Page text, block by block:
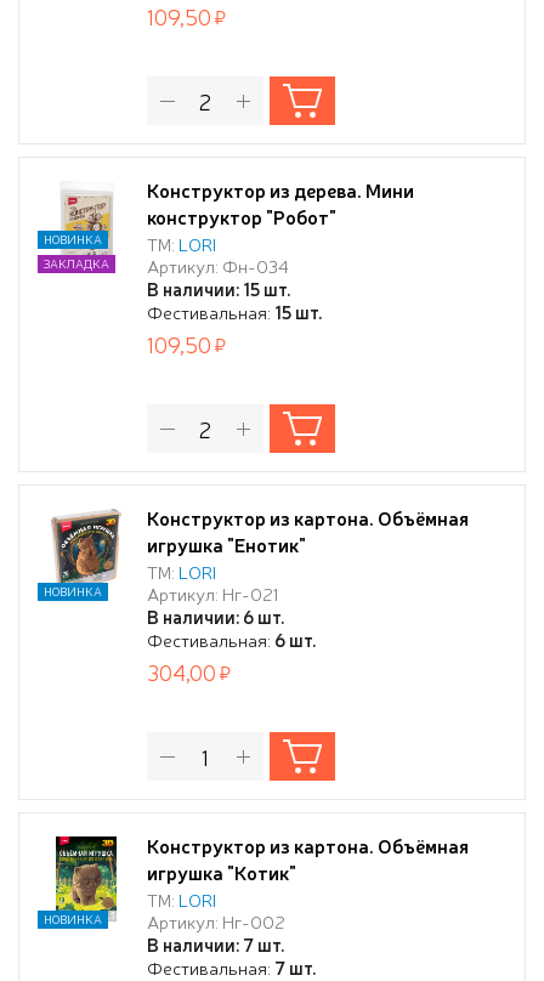
109,50
Конструктор из дерева. Мини
конструктор "Робот"
ТМ: LORI
Артикул: Фн-034
В наличии: 15 шт.
Фестивальная: 15 шт.
НОВИНКА
ЗАКЛАДКА
109,50
Конструктор из картона. Объёмная
игрушка "Енотик"
ТМ: LORI
Артикул: Нг-021
В наличии: 6 шт.
Фестивальная: 6 шт.
НОВИНКА
304,00
Конструктор из картона. Объёмная
игрушка "Котик"
ТМ: LORI
Артикул: Нг-002
В наличии: 7 шт.
Фестивальная: 7 шт.
НОВИНКА